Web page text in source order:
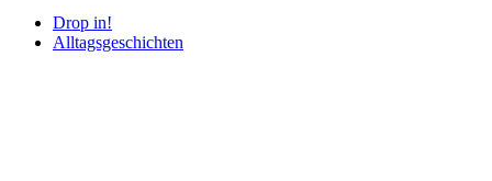
Drop in!
Alltagsgeschichten